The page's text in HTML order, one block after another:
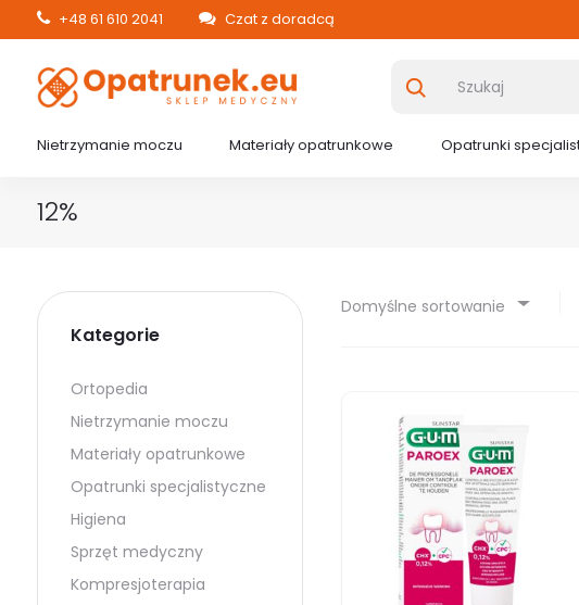
+48 61 610 2041 Czat z doradcą
Nietrzymanie moczu Materiały opatrunkowe Opatrunki
12%
Domyślne sortowanie
Kategorie
Ortopedia
Nietrzymanie moczu
Materiały opatrunkowe
Opatrunki specjalistyczne
Higiena
Sprzęt medyczny
Kompresjoterapia